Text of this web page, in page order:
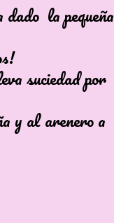
la pequeña
por
arenero a